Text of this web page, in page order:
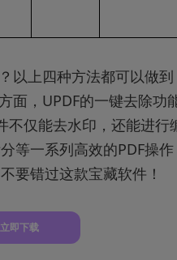
以上四种方法都可以做
面，UPDF的一键去除功
不仅能去水印，还能进行
等一系列高效的PDF操
要错过这款宝藏软件！
立即下载